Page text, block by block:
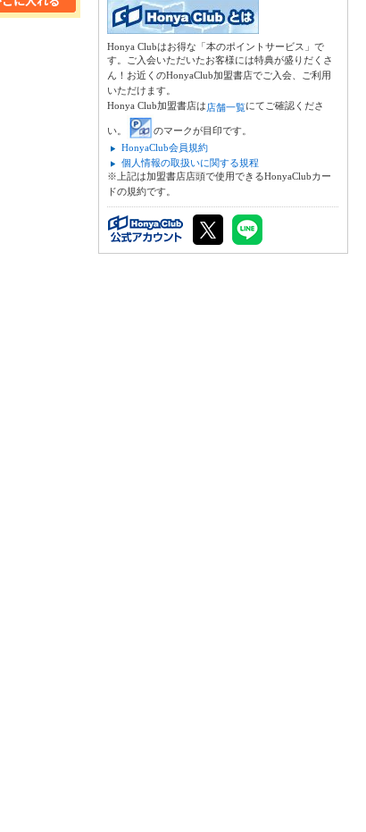
Honya Clubはお得な「本のポイントサービス」で
す。ご入会いただいたお客様には特典が盛りだくさ
ん！お近くのHonyaClub加盟書店でご入会、ご利用
いただけます。
Honya Club加盟書店は店舗一覧にてご確認くださ
い。
のマークが目印です。
HonyaClub会員規約
個人情報の取扱いに関する規程
※上記は加盟書店店頭で使用できるHonyaClubカー
ドの規約です。